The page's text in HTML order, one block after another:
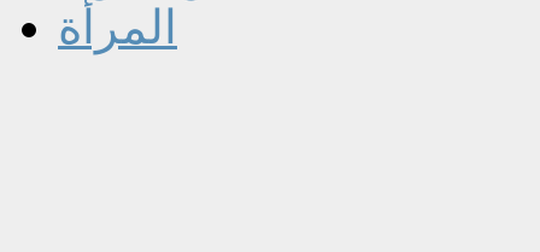
المرأة